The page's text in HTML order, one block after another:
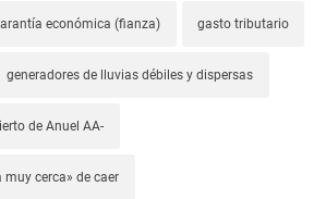
económica (fianza) gasto tributario
generadores de lluvias débiles y dispersas
de Anuel AA-
muy cerca» de caer